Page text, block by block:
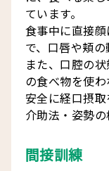
ています。
食事中に直接
で、口唇や頬の
また、口腔の
の食べ物を使わ
安全に経口摂
介助法・姿勢の
間接訓練